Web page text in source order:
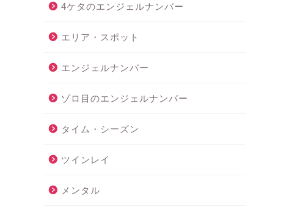
4ケタのエンジェルナンバー
エリア・スポット
エンジェルナンバー
ゾロ目のエンジェルナンバー
タイム・シーズン
ツインレイ
メンタル